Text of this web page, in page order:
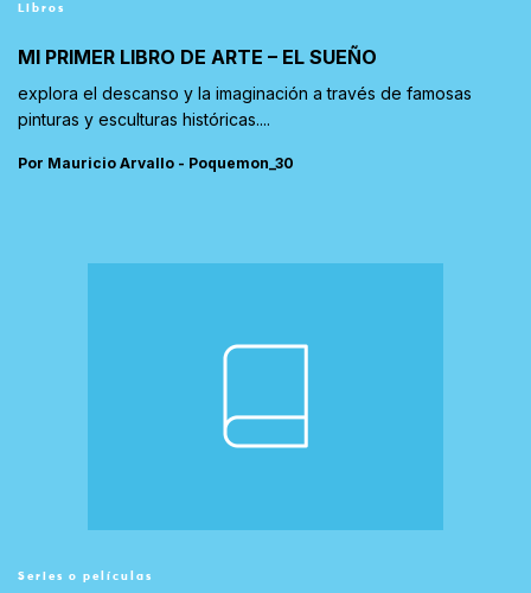
Libros
MI PRIMER LIBRO DE ARTE – EL SUEÑO
explora el descanso y la imaginación a través de famosas
pinturas y esculturas históricas....
Por Mauricio Arvallo - Poquemon_30
Series o películas